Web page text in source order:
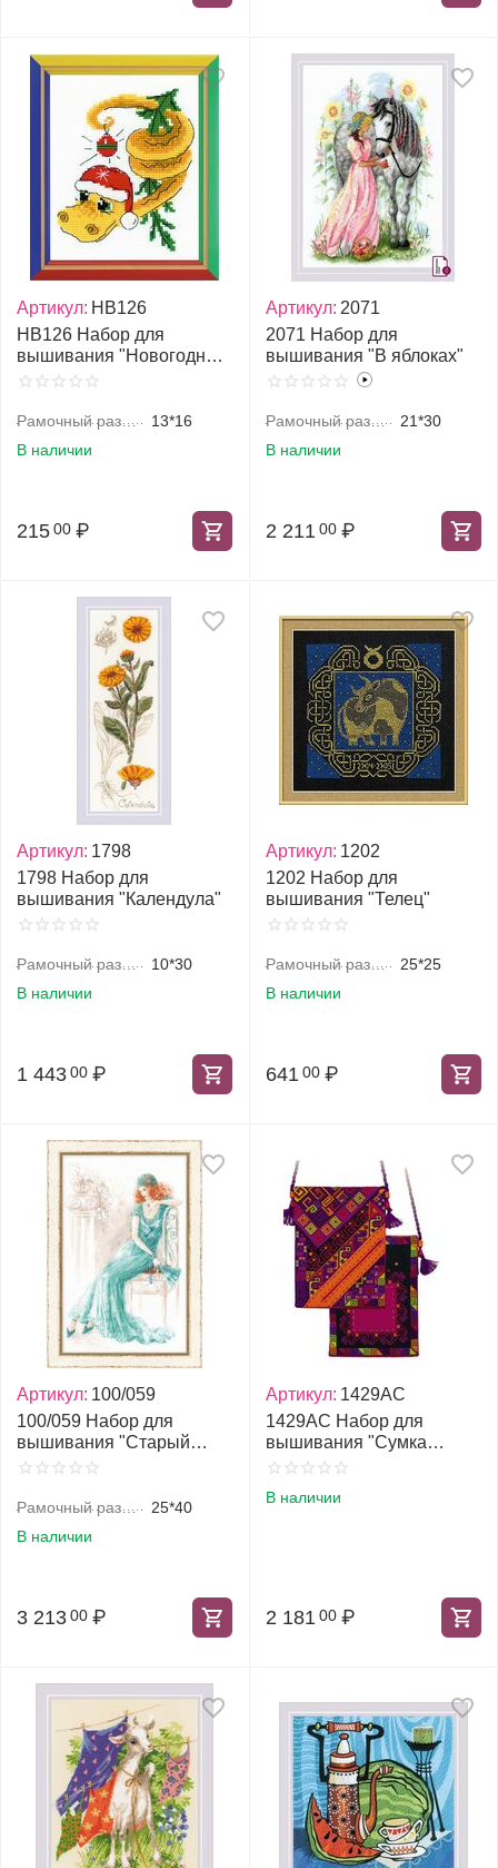
Артикул: НВ126
НВ126 Набор для
вышивания "Новогодний
змей"
Рамочный размер, см
13*16
В наличии
215 00 ₽
Артикул: 2071
2071 Набор для
вышивания "В яблоках"
Рамочный размер, см
21*30
В наличии
2 211 00 ₽
Артикул: 1798
1798 Набор для
вышивания "Календула"
Рамочный размер, см
10*30
В наличии
1 443 00 ₽
Артикул: 1202
1202 Набор для
вышивания "Телец"
Рамочный размер, см
25*25
В наличии
641 00 ₽
Артикул: 100/059
100/059 Набор для
вышивания "Старый
Голливуд"
Рамочный размер, см
25*40
В наличии
3 213 00 ₽
Артикул: 1429АС
1429АС Набор для
вышивания "Сумка
Ацтеки"
В наличии
2 181 00 ₽